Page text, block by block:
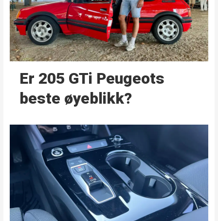
Er 205 GTi Peugeots
beste øyeblikk?